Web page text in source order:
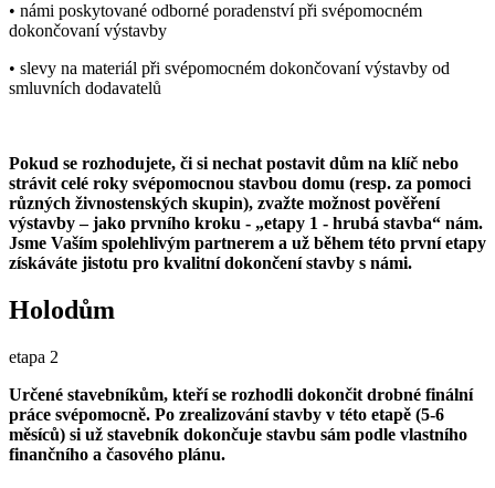
• námi poskytované odborné poradenství při svépomocném
dokončovaní výstavby
• slevy na materiál při svépomocném dokončovaní výstavby od
smluvních dodavatelů
Pokud se rozhodujete, či si nechat postavit dům na klíč nebo
strávit celé roky svépomocnou stavbou domu (resp. za pomoci
různých živnostenských skupin), zvažte možnost pověření
výstavby – jako prvního kroku - „etapy 1 - hrubá stavba“ nám.
Jsme Vaším spolehlivým partnerem a už během této první etapy
získáváte jistotu pro kvalitní dokončení stavby s námi.
Holodům
etapa 2
Určené stavebníkům, kteří se rozhodli dokončit drobné finální
práce svépomocně. Po zrealizování stavby v této etapě (5-6
měsíců) si už stavebník dokončuje stavbu sám podle vlastního
finančního a časového plánu.